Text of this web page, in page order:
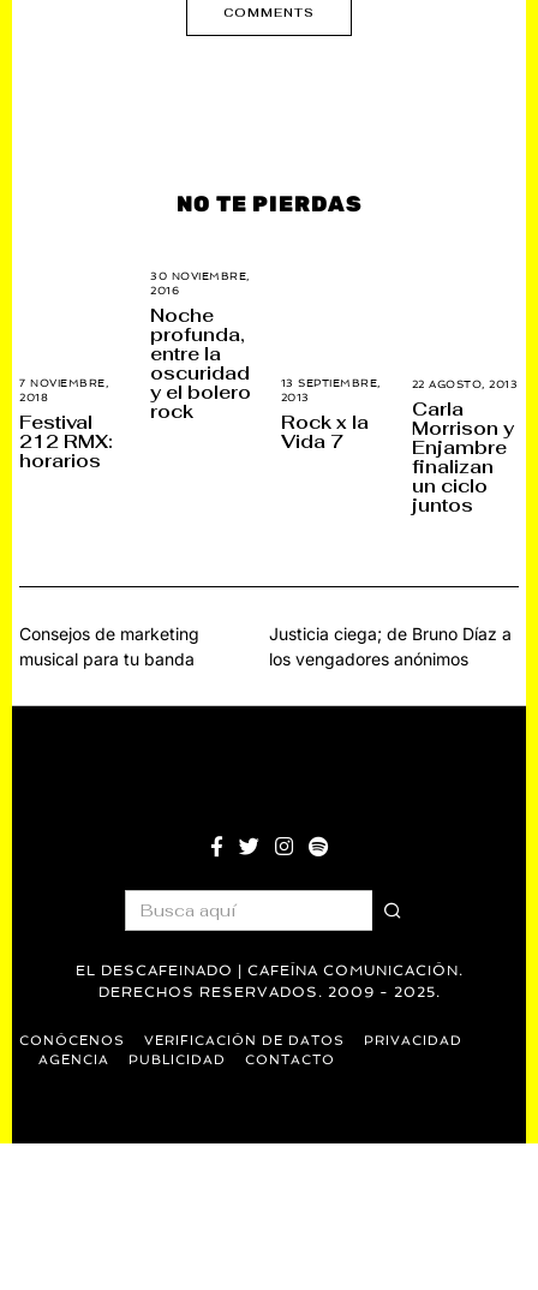
COMMENTS
NO TE PIERDAS
7 NOVIEMBRE,
2018
U
L
O
Festival
212 RMX:
horarios
30 NOVIEMBRE,
2016
M
A
O
,
0
1
Noche
profunda,
entre la
oscuridad
y el bolero
rock
13 SEPTIEMBRE,
2013
O
V
1
Rock x la
Vida 7
22 AGOSTO, 2013
Carla
Morrison y
Enjambre
finalizan
un ciclo
juntos
Navegación
de
entradas
Consejos de marketing
musical para tu banda
Justicia ciega; de Bruno Díaz a
los vengadores anónimos
EL DESCAFEINADO | CAFEÍNA COMUNICACIÓN.
DERECHOS RESERVADOS. 2009 - 2025.
CONÓCENOS VERIFICACIÓN DE DATOS
PRIVACIDAD
AGENCIA
PUBLICIDAD CONTACTO